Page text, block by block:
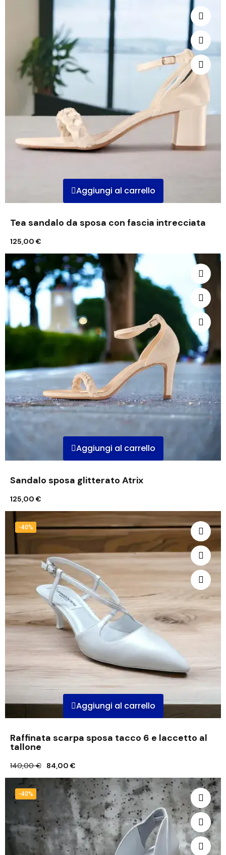
Aggiungi al carrello
Tea sandalo da sposa con fascia intrecciata
125,00 €
Aggiungi al carrello
Sandalo sposa glitterato Atrix
125,00 €
-40%
Aggiungi al carrello
Raffinata scarpa sposa tacco 6 e laccetto al
tallone
140,00 € 84,00 €
-40%